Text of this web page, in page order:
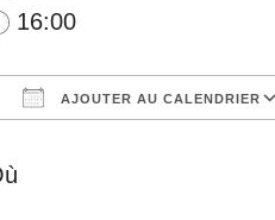
16:00
AJOUTER AU CALENDRIER